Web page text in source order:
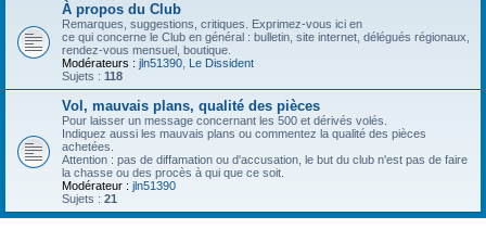
À propos du Club
Remarques, suggestions, critiques. Exprimez-vous ici en
ce qui concerne le Club en général : bulletin, site internet, délégués régionaux,
rendez-vous mensuel, boutique.
Modérateurs : jln51390 Le Dissident
Sujets : 118
Vol, mauvais plans, qualité des pièces
Pour laisser un message concernant les 500 et dérivés volés.
Indiquez aussi les mauvais plans ou commentez la qualité des pièces
achetées.
Attention : pas de diffamation ou d'accusation, le but du club n'est pas de faire
la chasse ou des procès à qui que ce soit.
Modérateur : jln51390
Sujets : 21